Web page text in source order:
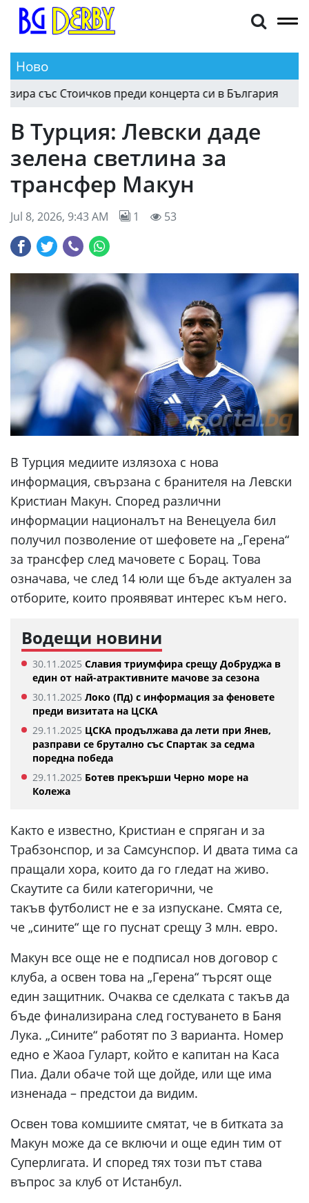
Ново
08.08 23:58 Пуерториканска музикална звезда
В Турция: Левски даде
зелена светлина за
трансфер Макун
Jul 8, 2026, 9:43 AM 1 53
В Турция медиите излязоха с нова
информация, свързана с бранителя на Левски
Кристиан Макун. Според различни
информации националът на Венецуела бил
получил позволение от шефовете на „Герена“
за трансфер след мачовете с Борац. Това
означава, че след 14 юли ще бъде актуален за
отборите, които проявяват интерес към него.
Водещи новини
30.11.2025 Славия триумфира срещу Добруджа в
един от най-атрактивните мачове за сезона
30.11.2025 Локо (Пд) с информация за феновете
преди визитата на ЦСКА
29.11.2025 ЦСКА продължава да лети при Янев,
разправи се брутално със Спартак за седма
поредна победа
29.11.2025 Ботев прекърши Черно море на
Колежа
Както е известно, Кристиан е спряган и за
Трабзонспор, и за Самсунспор. И двата тима са
пращали хора, които да го гледат на живо.
Скаутите са били категорични, че
такъв футболист не е за изпускане. Смята се,
че „сините“ ще го пуснат срещу 3 млн. евро.
Макун все още не е подписал нов договор с
клуба, а освен това на „Герена“ търсят още
един защитник. Очаква се сделката с такъв да
бъде финализирана след гостуването в Баня
Лука. „Сините“ работят по 3 варианта. Номер
едно е Жаоа Гуларт, който е капитан на Каса
Пиа. Дали обаче той ще дойде, или ще има
изненада – предстои да видим.
Освен това комшиите смятат, че в битката за
Макун може да се включи и още един тим от
Суперлигата. И според тях този път става
въпрос за клуб от Истанбул.